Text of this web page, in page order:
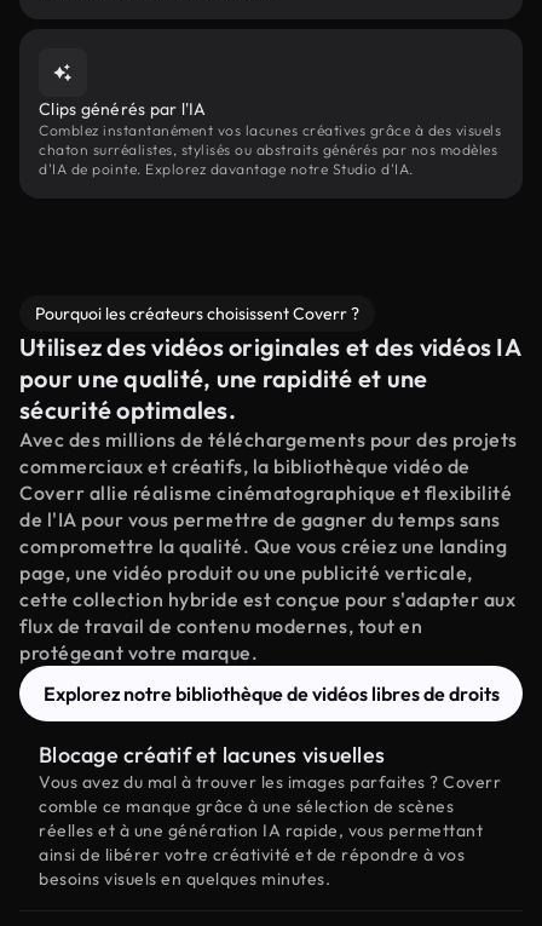
Clips générés par l'IA
Comblez instantanément vos lacunes créatives grâce à des visuels
chaton surréalistes, stylisés ou abstraits générés par nos modèles
d'IA de pointe. Explorez davantage notre Studio d'IA.
Pourquoi les créateurs choisissent Coverr ?
Utilisez des vidéos originales et des vidéos IA
pour une qualité, une rapidité et une
sécurité optimales.
Avec des millions de téléchargements pour des projets
commerciaux et créatifs, la bibliothèque vidéo de
Coverr allie réalisme cinématographique et flexibilité
de l'IA pour vous permettre de gagner du temps sans
compromettre la qualité. Que vous créiez une landing
page, une vidéo produit ou une publicité verticale,
cette collection hybride est conçue pour s'adapter aux
flux de travail de contenu modernes, tout en
protégeant votre marque.
Explorez notre bibliothèque de vidéos libres de droits
Blocage créatif et lacunes visuelles
Vous avez du mal à trouver les images parfaites ? Coverr
comble ce manque grâce à une sélection de scènes
réelles et à une génération IA rapide, vous permettant
ainsi de libérer votre créativité et de répondre à vos
besoins visuels en quelques minutes.